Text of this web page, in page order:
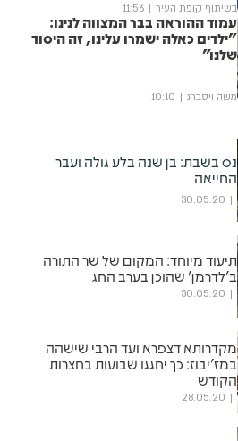
בשיתוף קופת העיר 11:56
עמוד ההוראה בבר המצווה לנינו:
"ילדים כאלה ישמרו עלינו, זה היסוד
שלנו"
משה ויסברג 10:10
נס בשבת: בן שנה בלע גולה ועבר
החייאה
30.05.20
תיעוד מיוחד: המקום של שר התורה
ב'לדרמן' שהוכן בערב החג
30.05.20
מקדרותא דצפרא ועד הרבי שישהה
במז'יבוז: כך יחגגו שבועות בחצרות
הקודש
28.05.20